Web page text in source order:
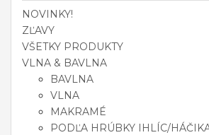
NOVINKY!
ZĽAVY
VŠETKY PRODUKTY
VLNA & BAVLNA
BAVLNA
VLNA
MAKRAMÉ
PODĽA HRÚBKY IHLÍC/